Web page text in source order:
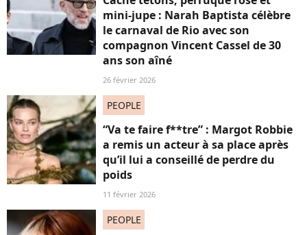
mini-jupe : Narah Baptista célèbre
le carnaval de Rio avec son
compagnon Vincent Cassel de 30
ans son aîné
26 février 2026
PEOPLE
“Va te faire f**tre” : Margot Robbie
a remis un acteur à sa place après
qu’il lui a conseillé de perdre du
poids
11 février 2026
PEOPLE